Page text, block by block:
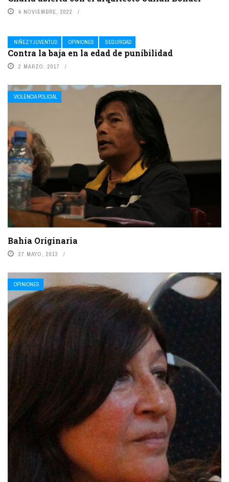
4 NOVIEMBRE, 2022
NIÑEZ Y JUVENTUD OPINIONES SEGURIDAD
Contra la baja en la edad de punibilidad
2 MARZO, 2017
VIOLENCIA POLICIAL
Bahía Originaria
27 MAYO, 2013
OPINIONES